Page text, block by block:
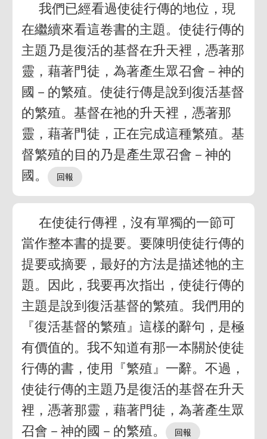
我們已經看過使徒行傳的地位，現
在繼續來看這卷書的主題。使徒行傳的
主題乃是復活的基督在升天裡，憑著那
靈，藉著門徒，為著產生眾召會－神的
國－的繁殖。使徒行傳是說到復活基督
的繁殖。基督在祂的升天裡，憑著那
靈，藉著門徒，正在完成這種繁殖。基
督繁殖的目的乃是產生眾召會－神的
國。
在使徒行傳裡，沒有單獨的一節可
當作整本書的提要。要陳明使徒行傳的
提要或摘要，最好的方法是描述牠的主
題。因此，我要再次指出，使徒行傳的
主題是說到復活基督的繁殖。我們用的
『復活基督的繁殖』這樣的辭句，是極
有價值的。我不知道有那一本關於使徒
行傳的書，使用『繁殖』一辭。不過，
使徒行傳的主題乃是復活的基督在升天
裡，憑著那靈，藉著門徒，為著產生眾
召會－神的國－的繁殖。